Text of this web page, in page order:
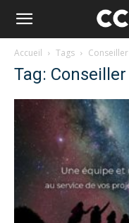
Accueil Tags Conseiller
Tag: Conseiller